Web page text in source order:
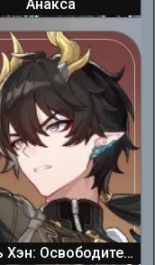
Анакса
Дань Хэн: Освободитель Пустошей